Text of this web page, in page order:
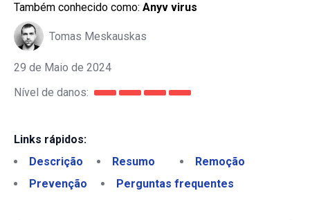
Também conhecido como: Anyv virus
Tomas Meskauskas
29 de Maio de 2024
Nível de danos:
Links rápidos:
Descrição
Resumo
Remoção
Prevenção
Perguntas frequentes